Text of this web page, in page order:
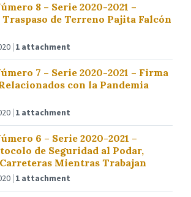
8 – Serie 2020-2021 –
de Terreno Pajita Falcón
1 attachment
7 – Serie 2020-2021 – Firma
con la Pandemia
1 attachment
6 – Serie 2020-2021 –
de Seguridad al Podar,
Mientras Trabajan
1 attachment